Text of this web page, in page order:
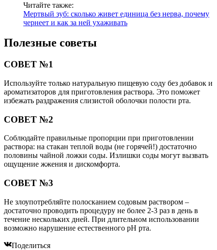
Читайте также:
Мертвый зуб: сколько живет единица без нерва, почему
чернеет и как за ней ухаживать
Полезные советы
СОВЕТ №1
Используйте только натуральную пищевую соду без добавок и
ароматизаторов для приготовления раствора. Это поможет
избежать раздражения слизистой оболочки полости рта.
СОВЕТ №2
Соблюдайте правильные пропорции при приготовлении
раствора: на стакан теплой воды (не горячей!) достаточно
половины чайной ложки соды. Излишки соды могут вызвать
ощущение жжения и дискомфорта.
СОВЕТ №3
Не злоупотребляйте полосканием содовым раствором –
достаточно проводить процедуру не более 2-3 раз в день в
течение нескольких дней. При длительном использовании
возможно нарушение естественного pH рта.
Поделиться